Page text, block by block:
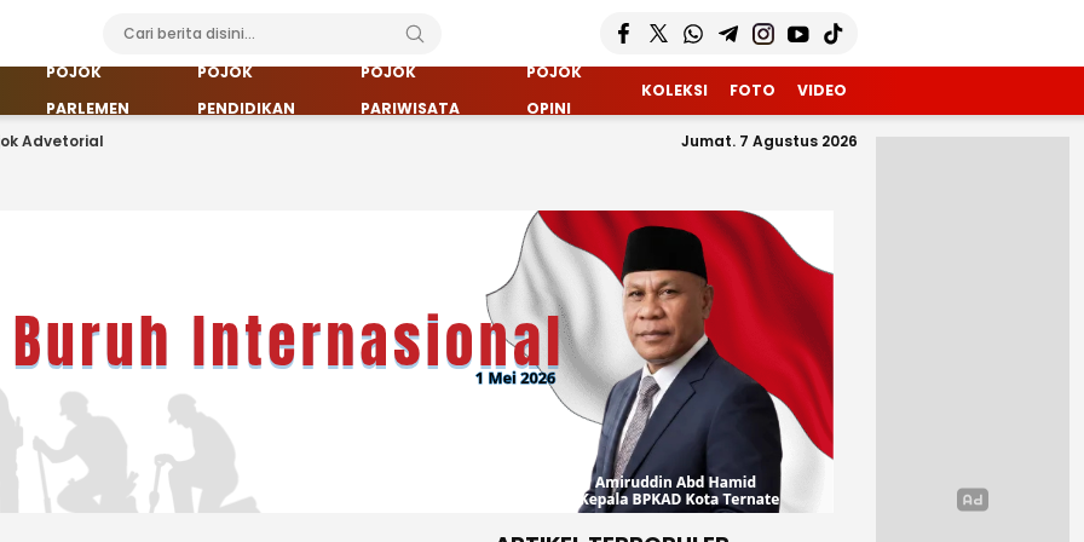
POJOK
PARLEMEN
POJOK
PENDIDIKAN
POJOK
PARIWISATA
POJOK
OPINI
KOLEKSI FOTO VIDEO
Advetorial Jumat. 7 Agustus 2026